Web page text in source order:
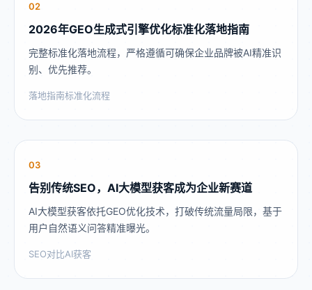
02
2026年GEO生成式引擎优化标准化落地指南
完整标准化落地流程，严格遵循可确保企业品牌被AI精准识
别、优先推荐。
落地指南标准化流程
03
告别传统SEO，AI大模型获客成为企业新赛道
AI大模型获客依托GEO优化技术，打破传统流量局限，基于
用户自然语义问答精准曝光。
SEO对比AI获客